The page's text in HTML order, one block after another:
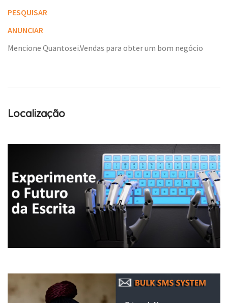
PESQUISAR
ANUNCIAR
Mencione Quantosei.Vendas para obter um bom negócio
Localização